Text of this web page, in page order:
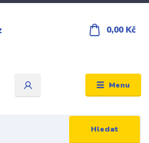
Menu
Hledat
0,00 Kč